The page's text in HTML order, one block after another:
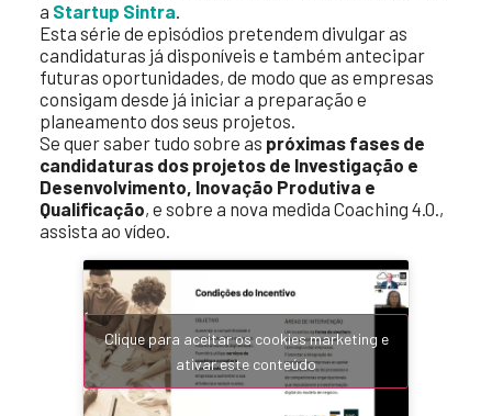
a Startup Sintra
Esta série de episódios pretendem divulgar as
candidaturas já disponíveis e também antecipar
futuras oportunidades, de modo que as empresas
consigam desde já iniciar a preparação e
planeamento dos seus projetos.
Se quer saber tudo sobre as próximas fases de
candidaturas dos projetos de Investigação e
Desenvolvimento, Inovação Produtiva e
Qualificação, e sobre a nova medida Coaching 4.0.,
assista ao vídeo.
Clique para aceitar os cookies marketing e
ativar este conteúdo